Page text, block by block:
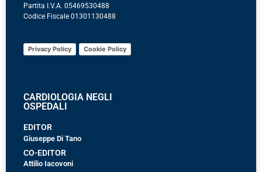
Partita I.V.A. 05469530488
Codice Fiscale 01301130488
Privacy Policy Cookie Policy
CARDIOLOGIA NEGLI
OSPEDALI
EDITOR
Giuseppe Di Tano
CO-EDITOR
Attilio Iacovoni